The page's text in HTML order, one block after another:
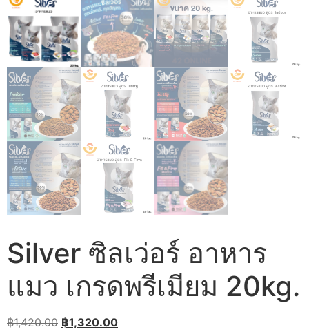
Silver ซิลเว่อร์ อาหาร
แมว เกรดพรีเมียม 20kg.
฿1,420.00 Original
฿1,320.00Current